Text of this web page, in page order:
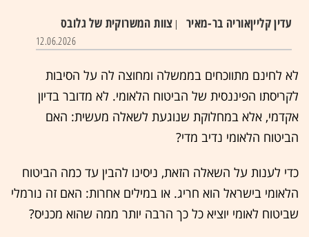
עדין קלייןאוריה בר-מאיר | צוות המשרוקית של גלובס
12.06.2026
לא לחינם מתווכחים בממשלה ומחוצה לה על הסיבות
לקריסתו הפיננסית של הביטוח הלאומי. לא מדובר בדיון
אקדמי, אלא במחלוקת שנוגעת לשאלה מעשית: האם
הביטוח הלאומי נדיב מדי?
כדי לענות על השאלה הזאת, ניסינו להבין עד כמה הביטוח
הלאומי בישראל הוא חריג. או במילים אחרות: האם זה נורמלי
שביטוח לאומי יוציא כל כך הרבה יותר ממה שהוא מכניס?